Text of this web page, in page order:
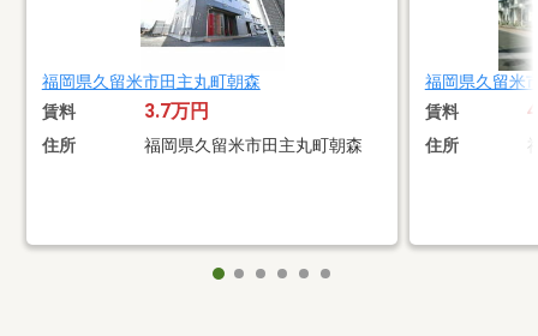
福岡県久留米市田主丸町朝森
賃料 3.7万円
住所 福岡県久留米市田主丸町朝森
福岡県久留米
賃料
住所